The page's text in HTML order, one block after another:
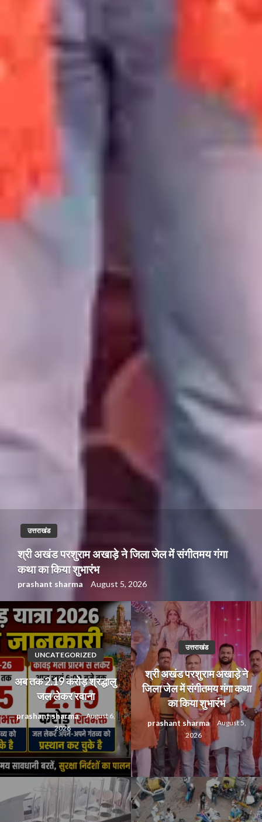
उत्तराखंड
श्री अखंड परशुराम अखाड़े ने जिला जेल में संगीतमय गंगा
कथा का किया शुभारंभ
prashant sharma August 5, 2026
UNCATEGORIZED
अब तक 2.19 करोड़ श्रद्धालु
जल लेकर रवाना
prashant sharma
August 6,
2026
उत्तराखंड
श्री अखंड परशुराम अखाड़े ने
जिला जेल में संगीतमय गंगा कथा
का किया शुभारंभ
prashant sharma
August 5,
2026